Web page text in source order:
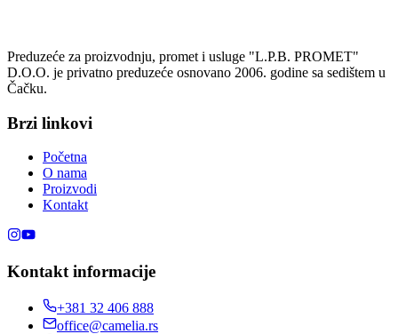
Preduzeće za proizvodnju, promet i usluge "L.P.B. PROMET"
D.O.O. je privatno preduzeće osnovano 2006. godine sa sedištem u
Čačku.
Brzi linkovi
Početna
O nama
Proizvodi
Kontakt
Kontakt informacije
+381 32 406 888
office@camelia.rs